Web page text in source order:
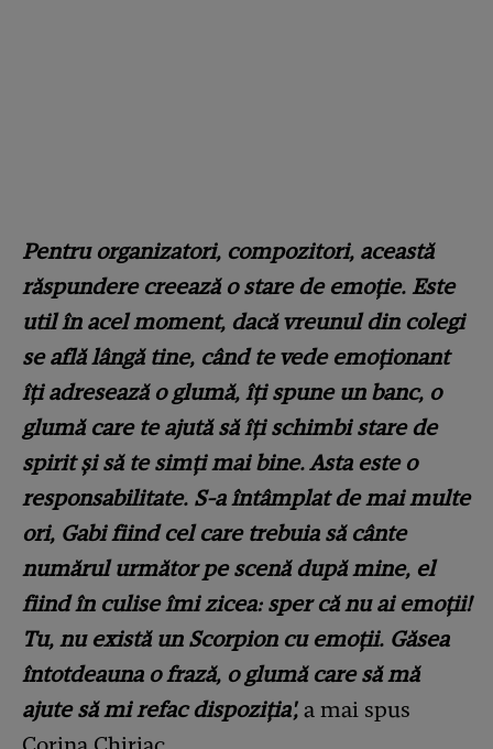
Pentru organizatori, compozitori, această
răspundere creează o stare de emoție. Este
util în acel moment, dacă vreunul din colegi
se află lângă tine, când te vede emoționant
îți adresează o glumă, îți spune un banc, o
glumă care te ajută să îți schimbi stare de
spirit și să te simți mai bine. Asta este o
responsabilitate. S-a întâmplat de mai multe
ori, Gabi fiind cel care trebuia să cânte
numărul următor pe scenă după mine, el
fiind în culise îmi zicea: sper că nu ai emoții!
Tu, nu există un Scorpion cu emoții. Găsea
întotdeauna o frază, o glumă care să mă
ajute să mi refac dispoziția', a mai spus